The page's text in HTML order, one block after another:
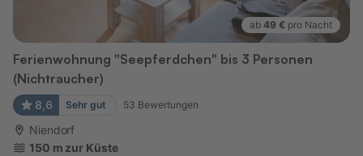
ab 49 € pro Nacht
Ferienwohnung "Seepferdchen" bis 3 Personen
(Nichtraucher)
8,6 Sehr gut 53 Bewertungen
Niendorf
150 m zur Küste